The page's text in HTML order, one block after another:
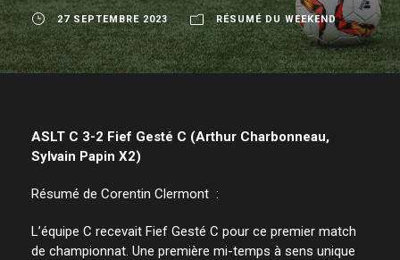
27 SEPTEMBRE 2023 RÉSUMÉ DU WEEKEND
ASLT C 3-2 Fief Gesté C (Arthur Charbonneau,
Sylvain Papin X2)
Résumé de Corentin Clermont :
L’équipe C recevait Fief Gesté C pour ce premier match
de championnat. Une première mi-temps à sens unique